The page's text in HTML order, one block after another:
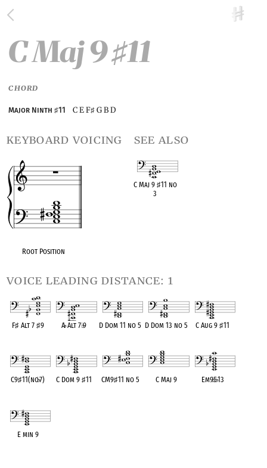
C Maj 9♯11
CHORD
Major Ninth♯11 C E F♯ G B D
keyboard voicing
Root Position
see also
C Maj 9 ♯11 no
3
voice leading distance: 1
F♯Alt 7 ♯9 A♭Alt 7♭9 D Dom 11 no 5 D Dom 13 no 5 C Aug 9♯11
C9♯11(no♭7) C Dom 9♯11 CM9♯11 no 5 C Maj 9 Em9♭5♭13
E min 9